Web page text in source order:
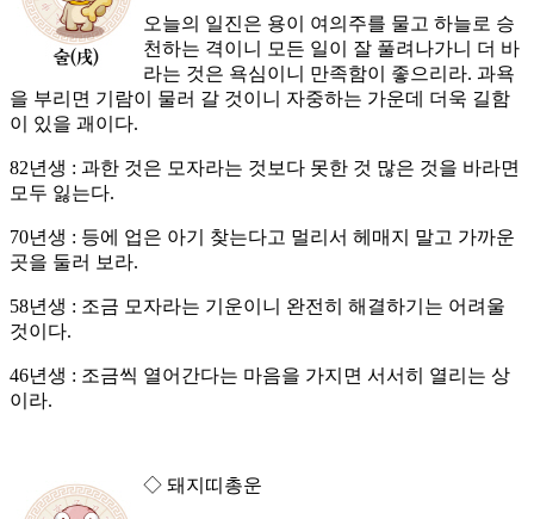
오늘의 일진은 용이 여의주를 물고 하늘로 승
천하는 격이니 모든 일이 잘 풀려나가니 더 바
라는 것은 욕심이니 만족함이 좋으리라. 과욕
을 부리면 기람이 물러 갈 것이니 자중하는 가운데 더욱 길함
이 있을 괘이다.
82년생 : 과한 것은 모자라는 것보다 못한 것 많은 것을 바라면
모두 잃는다.
70년생 : 등에 업은 아기 찾는다고 멀리서 헤매지 말고 가까운
곳을 둘러 보라.
58년생 : 조금 모자라는 기운이니 완전히 해결하기는 어려울
것이다.
46년생 : 조금씩 열어간다는 마음을 가지면 서서히 열리는 상
이라.
◇ 돼지띠총운